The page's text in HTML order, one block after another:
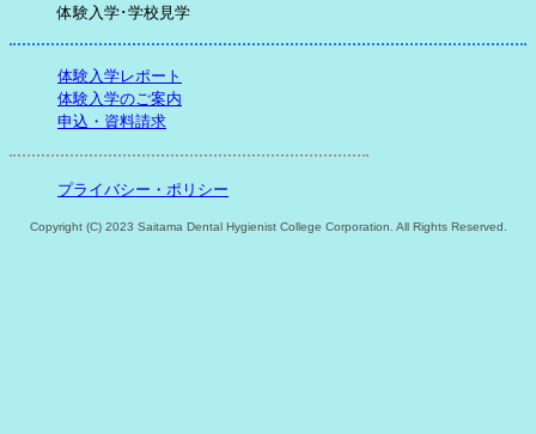
体験入学･学校見学
体験入学レポート
体験入学のご案内
申込・資料請求
プライバシー・ポリシー
Copyright (C) 2023 Saitama Dental Hygienist College Corporation. All Rights Reserved.